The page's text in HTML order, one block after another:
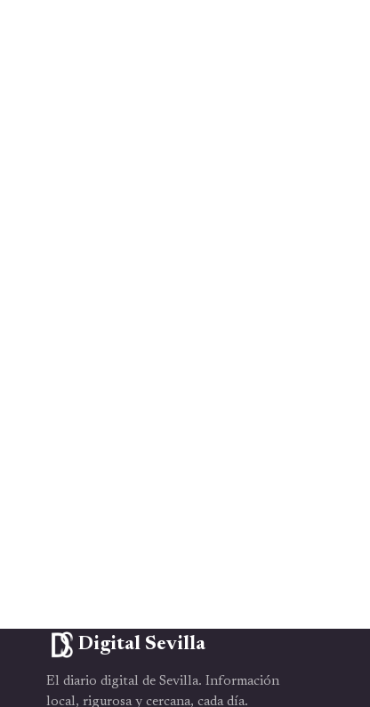
Digital Sevilla
El diario digital de Sevilla. Información
local, rigurosa y cercana, cada día.